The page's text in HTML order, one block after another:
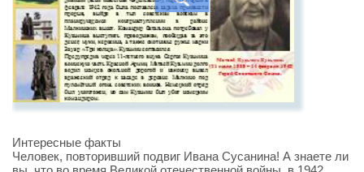
Интересные факты
Человек, повторивший подвиг Ивана Сусанина! А знаете ли